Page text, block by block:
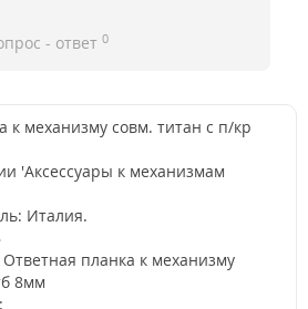
- ответ 0
к механизму совм. титан с п/кр
'Аксессуары к механизмам
Италия.
Ответная планка к механизму
8мм